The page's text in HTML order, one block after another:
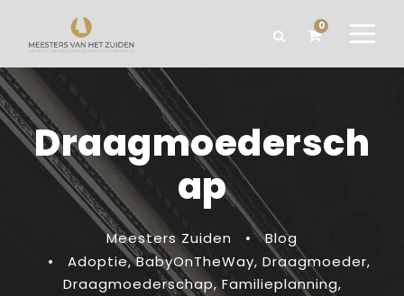
0
Draagmoedersch
ap
Meesters Zuiden •
Blog
•
Adoptie, BabyOnTheWay, Draagmoeder,
Draagmoederschap, Familieplanning,